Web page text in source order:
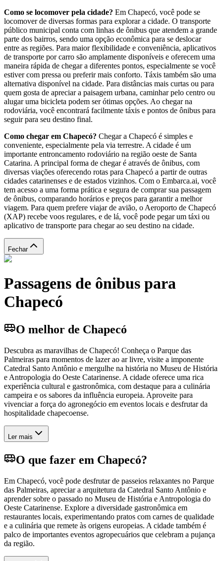
Como se locomover pela cidade? Em Chapecó, você pode se
locomover de diversas formas para explorar a cidade. O transporte
público municipal conta com linhas de ônibus que atendem a grande
parte dos bairros, sendo uma opção econômica para se deslocar
entre as regiões. Para maior flexibilidade e conveniência, aplicativos
de transporte por carro são amplamente disponíveis e oferecem uma
maneira rápida de chegar a diferentes pontos, especialmente se você
estiver com pressa ou preferir mais conforto. Táxis também são uma
alternativa disponível na cidade. Para distâncias mais curtas ou para
quem gosta de apreciar a paisagem urbana, caminhar pelo centro ou
alugar uma bicicleta podem ser ótimas opções. Ao chegar na
rodoviária, você encontrará facilmente táxis e pontos de ônibus para
seguir para seu destino final.
Como chegar em Chapecó? Chegar a Chapecó é simples e
conveniente, especialmente pela via terrestre. A cidade é um
importante entroncamento rodoviário na região oeste de Santa
Catarina. A principal forma de chegar é através de ônibus, com
diversas viações oferecendo rotas para Chapecó a partir de outras
cidades catarinenses e de estados vizinhos. Com o Embarca.ai, você
tem acesso a uma forma prática e segura de comprar sua passagem
de ônibus, comparando horários e preços para garantir a melhor
viagem. Para quem prefere viajar de avião, o Aeroporto de Chapecó
(XAP) recebe voos regulares, e de lá, você pode pegar um táxi ou
aplicativo de transporte para chegar ao seu destino na cidade.
Fechar
Passagens de ônibus para
Chapecó
O melhor de Chapecó
Descubra as maravilhas de Chapecó! Conheça o Parque das
Palmeiras para momentos de lazer ao ar livre, visite a imponente
Catedral Santo Antônio e mergulhe na história no Museu de História
e Antropologia do Oeste Catarinense. A cidade oferece uma rica
experiência cultural e gastronômica, com destaque para a culinária
campeira e os sabores da influência europeia. Aproveite para
vivenciar a força do agronegócio em eventos locais e desfrutar da
hospitalidade chapecoense.
Ler mais
O que fazer em Chapecó?
Em Chapecó, você pode desfrutar de passeios relaxantes no Parque
das Palmeiras, apreciar a arquitetura da Catedral Santo Antônio e
aprender sobre o passado no Museu de História e Antropologia do
Oeste Catarinense. Explore a diversidade gastronômica em
restaurantes locais, experimentando pratos com carnes de qualidade
e a culinária que remete às origens europeias. A cidade também é
palco de importantes eventos agropecuários que celebram a pujança
da região.